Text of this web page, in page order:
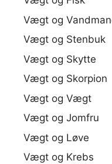
Vægt og
Vægt og Stenbuk
Vægt og Skytte
Vægt og Skorpion
Vægt og Vægt
Vægt og Jomfru
Vægt og Løve
Vægt og Krebs